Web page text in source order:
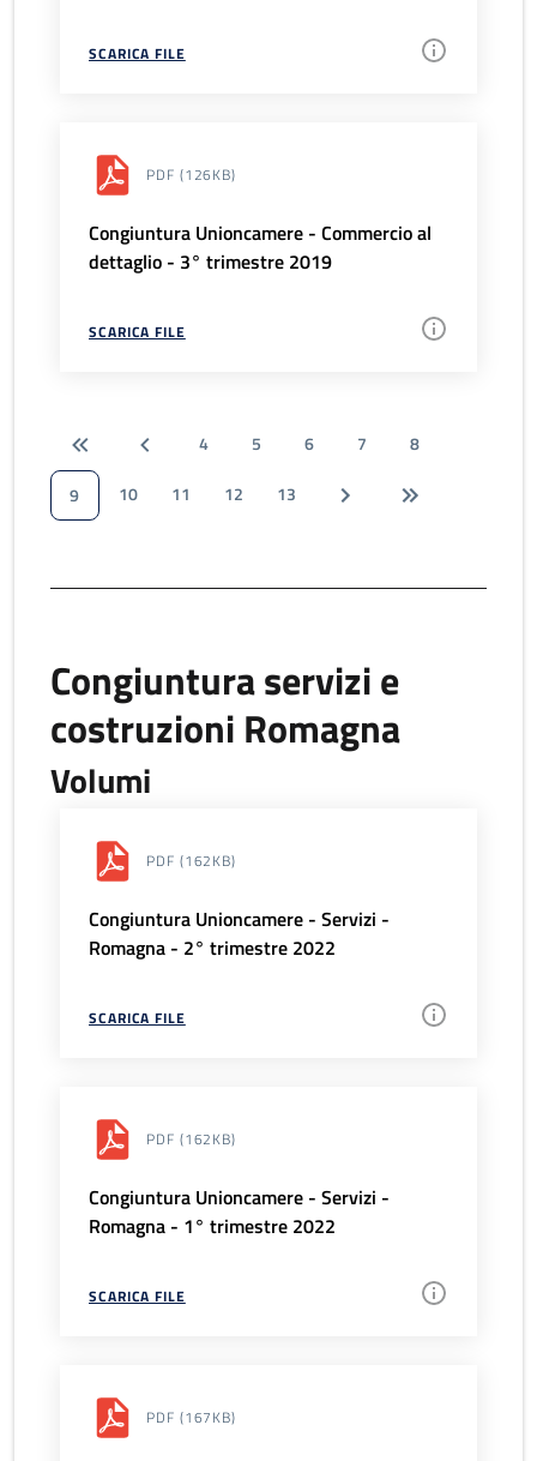
SCARICA FILE
PDF (126KB)
Congiuntura Unioncamere - Commercio al
dettaglio - 3° trimestre 2019
SCARICA FILE
4 5 6 7
8
9
10 11 12 13
Congiuntura servizi e
costruzioni Romagna
Volumi
PDF (162KB)
Congiuntura Unioncamere - Servizi -
Romagna - 2° trimestre 2022
SCARICA FILE
PDF (162KB)
Congiuntura Unioncamere - Servizi -
Romagna - 1° trimestre 2022
SCARICA FILE
PDF (167KB)